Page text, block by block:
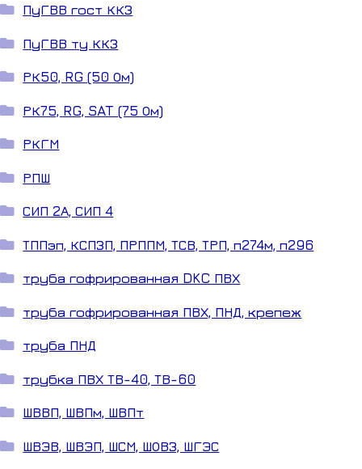
ПуГВВ гост ККЗ
ПуГВВ ту ККЗ
РК50, RG (50 Ом)
РК75, RG, SAT (75 Ом)
РКГМ
РПШ
СИП 2А, СИП 4
ТППэп, КСПЗП, ПРППМ, ТСВ, ТРП, п274м, п296
труба гофрированная DKC ПВХ
труба гофрированная ПВХ, ПНД, крепеж
труба ПНД
трубка ПВХ ТВ-40, ТВ-60
ШВВП, ШВПм, ШВПт
ШВЭВ, ШВЭП, ШСМ, ШОВЗ, ШГЭС